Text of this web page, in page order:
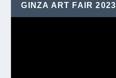
GINZA ART FAIR 2023